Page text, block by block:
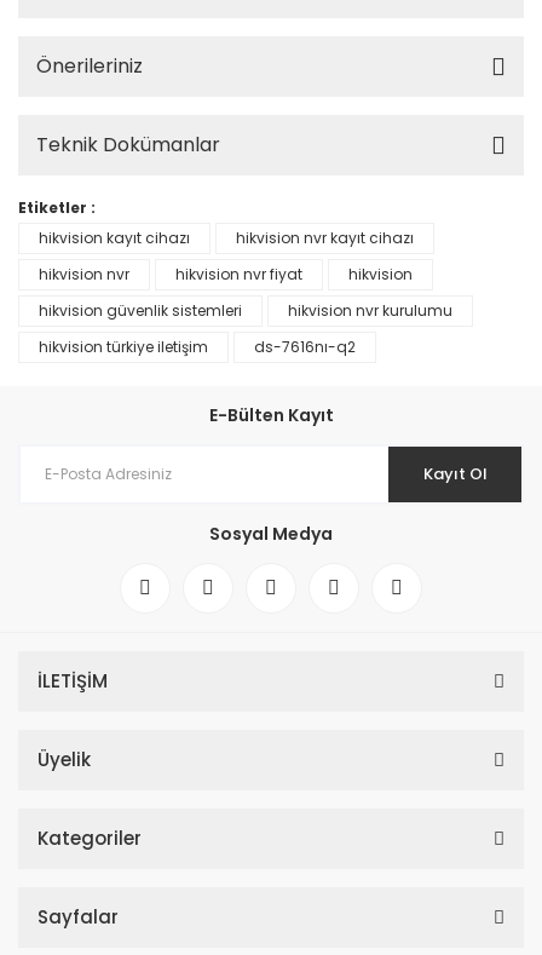
Önerileriniz
Teknik Dokümanlar
Etiketler :
hikvision kayıt cihazı
hikvision nvr kayıt cihazı
hikvision nvr
hikvision nvr fiyat
hikvision
hikvision güvenlik sistemleri
hikvision nvr kurulumu
hikvision türkiye iletişim
ds-7616nı-q2
E-Bülten Kayıt
Kayıt Ol
Sosyal Medya
İLETİŞİM
Üyelik
Kategoriler
Sayfalar